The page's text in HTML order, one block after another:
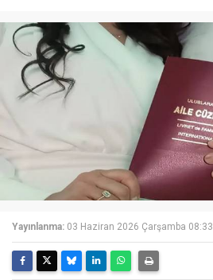
Yayınlanma: 03 Haziran 2026 Çarşamba 08:33